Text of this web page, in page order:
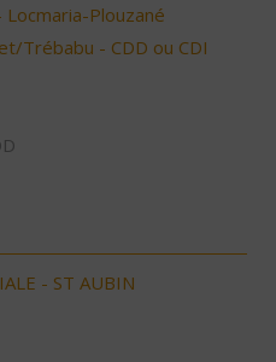
Plouzané
Trébabu - CDD ou CDI
- ST AUBIN